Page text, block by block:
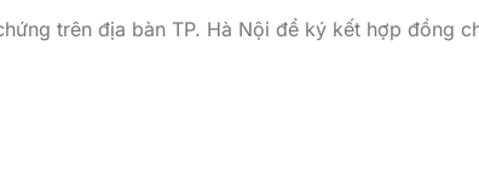
trên địa bàn TP. Hà Nội để ký kết hợp đồng